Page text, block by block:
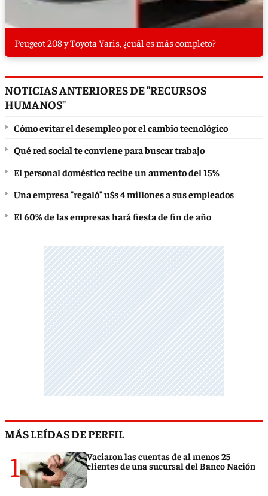
Peugeot 208 y Toyota Yaris, ¿cuál es más completo?
NOTICIAS ANTERIORES DE "RECURSOS
HUMANOS"
Cómo evitar el desempleo por el cambio tecnológico
Qué red social te conviene para buscar trabajo
El personal doméstico recibe un aumento del 15%
Una empresa "regaló" u$s 4 millones a sus empleados
El 60% de las empresas hará fiesta de fin de año
MÁS LEÍDAS DE PERFIL
1
Vaciaron las cuentas de al menos 25
clientes de una sucursal del Banco Nación